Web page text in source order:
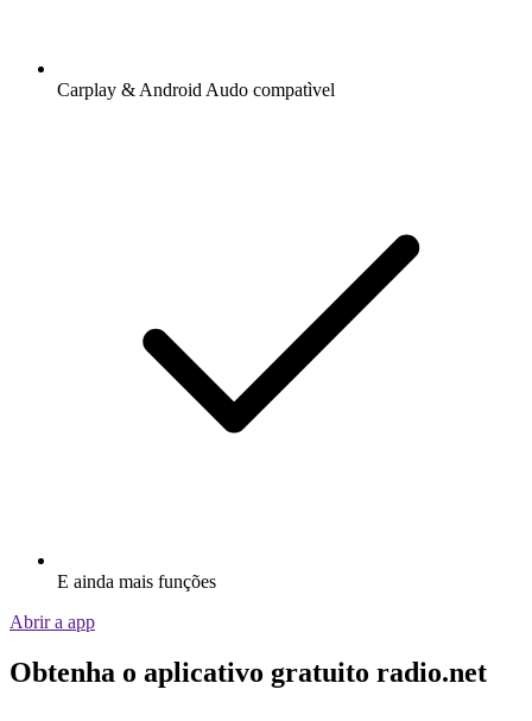
Carplay & Android Audo compatìvel
E ainda mais funções
Abrir a app
Obtenha o aplicativo gratuito radio.net